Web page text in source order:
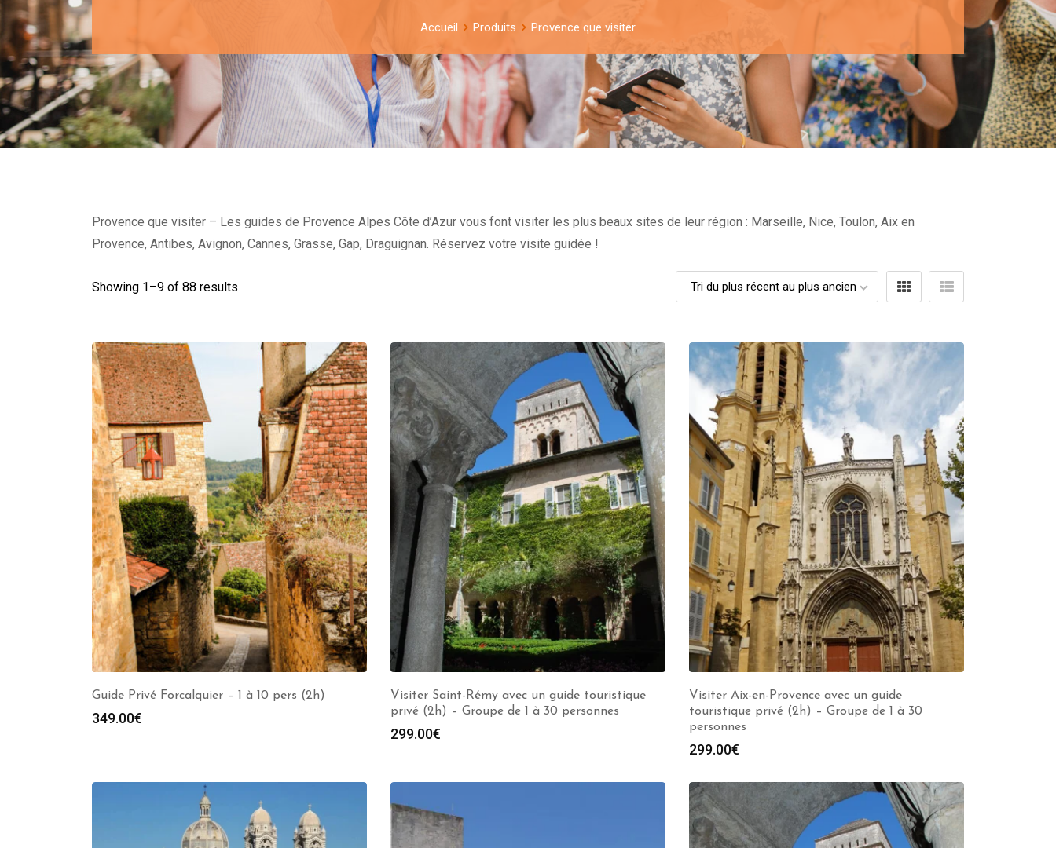
Accueil Produits Provence que visiter
Provence que visiter – Les guides de Provence Alpes Côte d’Azur vous font visiter les plus beaux sites de leur région : Marseille, Nice, Toulon, Aix en
Provence, Antibes, Avignon, Cannes, Grasse, Gap, Draguignan. Réservez votre visite guidée !
Showing 1–9 of 88 results
Guide Privé Forcalquier – 1 à 10 pers (2h)
349.00€
Visiter Saint-Rémy avec un guide touristique
privé (2h) – Groupe de 1 à 30 personnes
299.00€
Visiter Aix-en-Provence avec un guide
touristique privé (2h) – Groupe de 1 à 30
personnes
299.00€